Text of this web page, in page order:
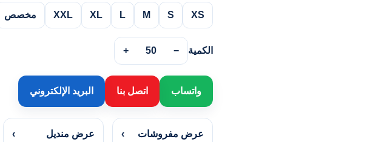
XS
S
M
L
XL
XXL مخصص
الكمية −
50
+
واتساب اتصل بنا البريد الإلكتروني
عرض مفروشات
› عرض منديل ›